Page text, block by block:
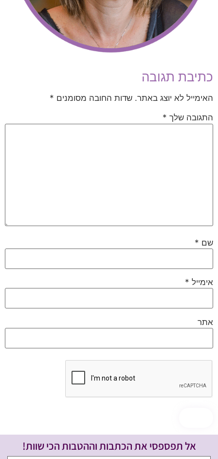
כתיבת תגובה
האימייל לא יוצג באתר. שדות החובה מסומנים *
התגובה שלך *
שם *
אימייל *
אתר
אל תפספסי את הכתבות וההטבות הכי שוות!